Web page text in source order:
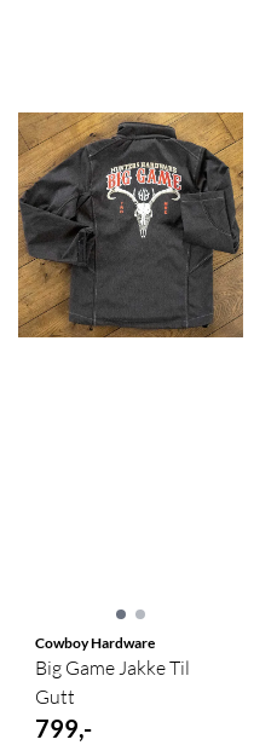
Cowboy Hardware
Big Game Jakke Til
Gutt
799,-